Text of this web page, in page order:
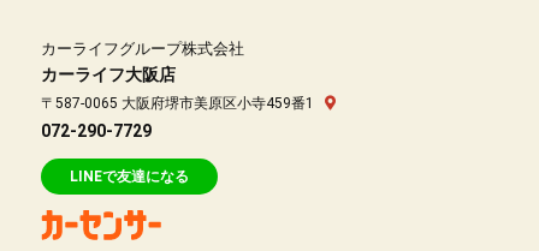
カーライフグループ株式会社
カーライフ大阪店
〒587-0065 大阪府堺市美原区小寺459番1
072-290-7729
LINEで友達になる